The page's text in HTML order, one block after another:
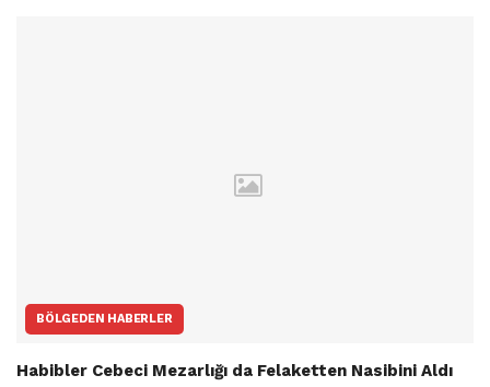
BÖLGEDEN HABERLER
Habibler Cebeci Mezarlığı da Felaketten Nasibini Aldı